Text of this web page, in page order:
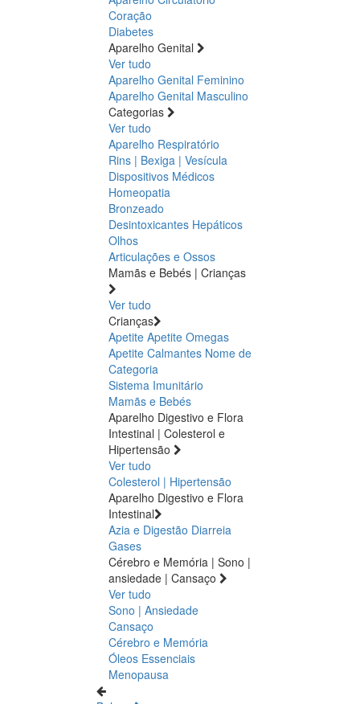
Coração
Diabetes
Aparelho Genital
Ver tudo
Aparelho Genital Feminino
Aparelho Genital Masculino
Categorias
Ver tudo
Aparelho Respiratório
Rins | Bexiga | Vesícula
Dispositivos Médicos
Homeopatia
Bronzeado
Desintoxicantes Hepáticos
Olhos
Articulações e Ossos
Mamãs e Bebés | Crianças
Ver tudo
Crianças
Apetite Apetite Omegas
Apetite Calmantes Nome de
Categoria
Sistema Imunitário
Mamãs e Bebés
Aparelho Digestivo e Flora
Intestinal | Colesterol e
Hipertensão
Ver tudo
Colesterol | Hipertensão
Aparelho Digestivo e Flora
Intestinal
Azia e Digestão Diarreia
Gases
Cérebro e Memória | Sono |
ansiedade | Cansaço
Ver tudo
Sono | Ansiedade
Cansaço
Cérebro e Memória
Óleos Essenciais
Menopausa